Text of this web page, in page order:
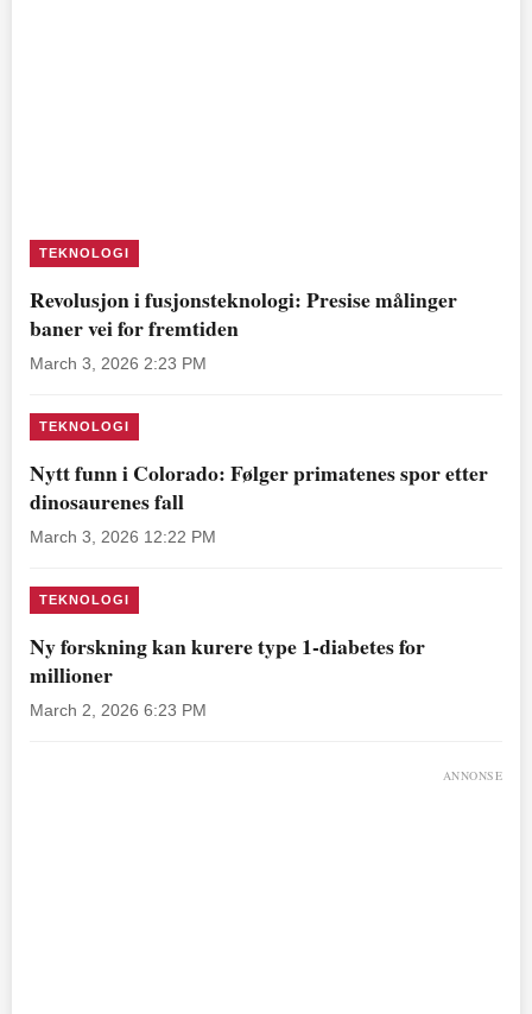
TEKNOLOGI
Revolusjon i fusjonsteknologi: Presise målinger
baner vei for fremtiden
March 3, 2026 2:23 PM
TEKNOLOGI
Nytt funn i Colorado: Følger primatenes spor etter
dinosaurenes fall
March 3, 2026 12:22 PM
TEKNOLOGI
Ny forskning kan kurere type 1-diabetes for
millioner
March 2, 2026 6:23 PM
ANNONSE